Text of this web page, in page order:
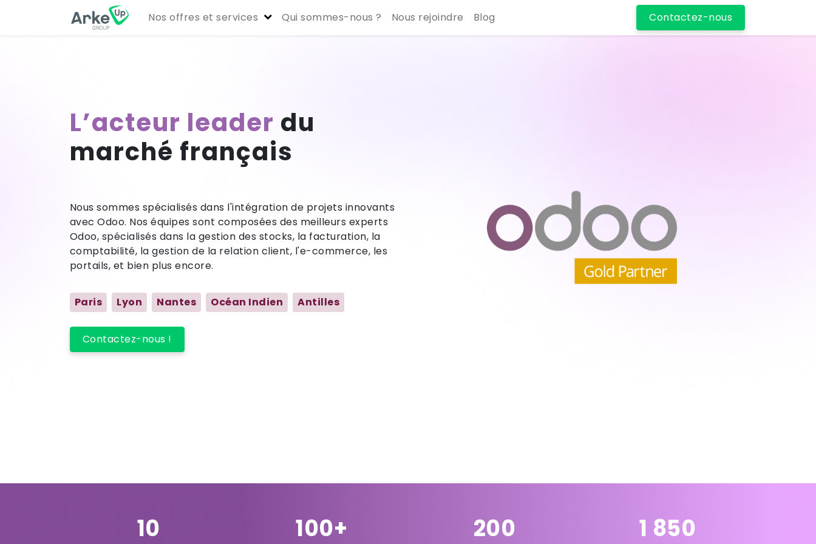
Nos offres et services Qui sommes-nous ? Nous rejoindre Blog Contactez-nous
L’acteur leader du
marché français
Nous sommes spécialisés dans l'intégration de projets innovants
avec Odoo. Nos équipes sont composées des meilleurs experts
Odoo, spécialisés dans la gestion des stocks, la facturation, la
comptabilité, la gestion de la relation client, l'e-commerce, les
portails, et bien plus encore.
Paris Lyon Nantes Océan Indien Antilles
Contactez-nous !
10 100+ 200 1 850